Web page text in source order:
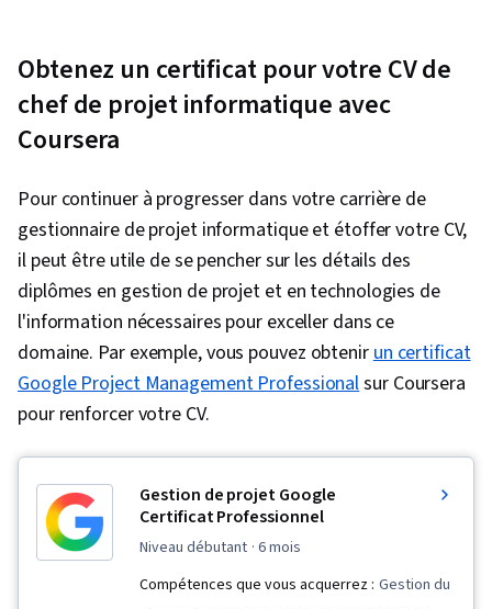
Obtenez un certificat pour votre CV de
chef de projet informatique avec
Coursera
Pour continuer à progresser dans votre carrière de
gestionnaire de projet informatique et étoffer votre CV,
il peut être utile de se pencher sur les détails des
diplômes en gestion de projet et en technologies de
l'information nécessaires pour exceller dans ce
domaine. Par exemple, vous pouvez obtenirun certificat
Google Project Management Professionalsur Coursera
pour renforcer votre CV.
Gestion de projet Google
Certificat Professionnel
niveau débutant · 6 mois
Compétences que vous acquerrez : Gestion du